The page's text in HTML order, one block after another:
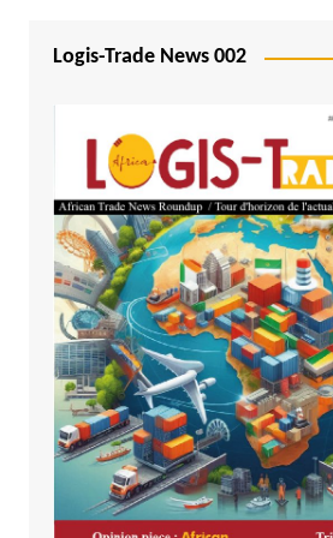
Logis-Trade News 002